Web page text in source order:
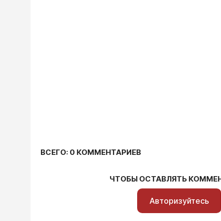
ВСЕГО: 0 КОММЕНТАРИЕВ
ЧТОБЫ ОСТАВЛЯТЬ
Авторизуйтесь